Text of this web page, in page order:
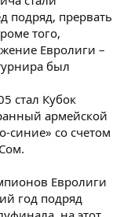
подряд, прервать
того,
Евролиги –
был
стал Кубок
армейской
синие» со счетом
Евролиги
год подряд